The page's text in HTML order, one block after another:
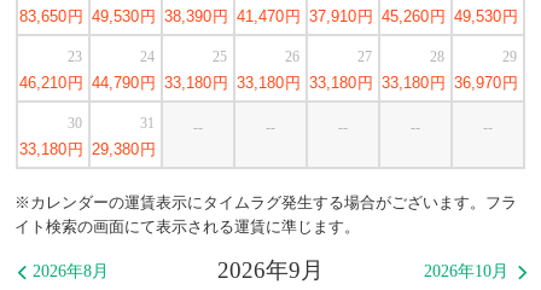
83,650円 49,530円 38,390円 41,470円 37,910円 45,260円 49,530円
46,210円
23
44,790円
24
33,180円
25
33,180円
26
33,180円
27
33,180円
28
36,970円
29
33,180円
30
29,380円
31 -- -- -- -- --
※カレンダーの運賃表示にタイムラグ発生する場合がございます。フラ
イト検索の画面にて表示される運賃に準じます。
2026年9月
 2026年8月 2026年10月 